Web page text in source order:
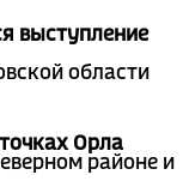
выступление
области
Орла
районе и